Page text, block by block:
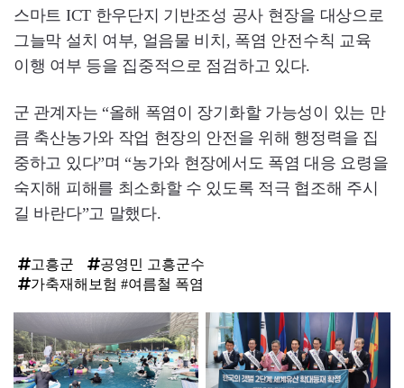
스마트 ICT 한우단지 기반조성 공사 현장을 대상으로
그늘막 설치 여부, 얼음물 비치, 폭염 안전수칙 교육
이행 여부 등을 집중적으로 점검하고 있다.
군 관계자는 “올해 폭염이 장기화할 가능성이 있는 만
큼 축산농가와 작업 현장의 안전을 위해 행정력을 집
중하고 있다”며 “농가와 현장에서도 폭염 대응 요령을
숙지해 피해를 최소화할 수 있도록 적극 협조해 주시
길 바란다”고 말했다.
고흥군
공영민 고흥군수
가축재해보험 #여름철 폭염
탑
라
인